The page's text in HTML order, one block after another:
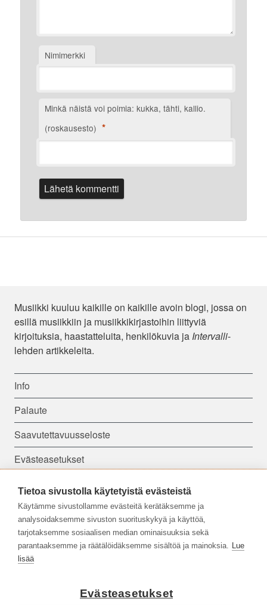
Nimimerkki
Minkä näistä voi poimia: kukka, tähti, kallio.
(roskausesto) *
Musiikki kuuluu kaikille on kaikille avoin blogi, jossa on
esillä musiikkiin ja musiikkikirjastoihin liittyviä
kirjoituksia, haastatteluita, henkilökuvia ja Intervalli-
lehden artikkeleita.
Info
Palaute
Saavutettavuusseloste
Evästeasetukset
Seuraa meitä:
Tietoa sivustolla käytetyistä evästeistä
Käytämme sivustollamme evästeitä kerätäksemme ja
analysoidaksemme sivuston suorituskykyä ja käyttöä,
tarjotaksemme sosiaalisen median ominaisuuksia sekä
parantaaksemme ja räätälöidäksemme sisältöä ja mainoksia. Lue
lisää
Evästeasetukset